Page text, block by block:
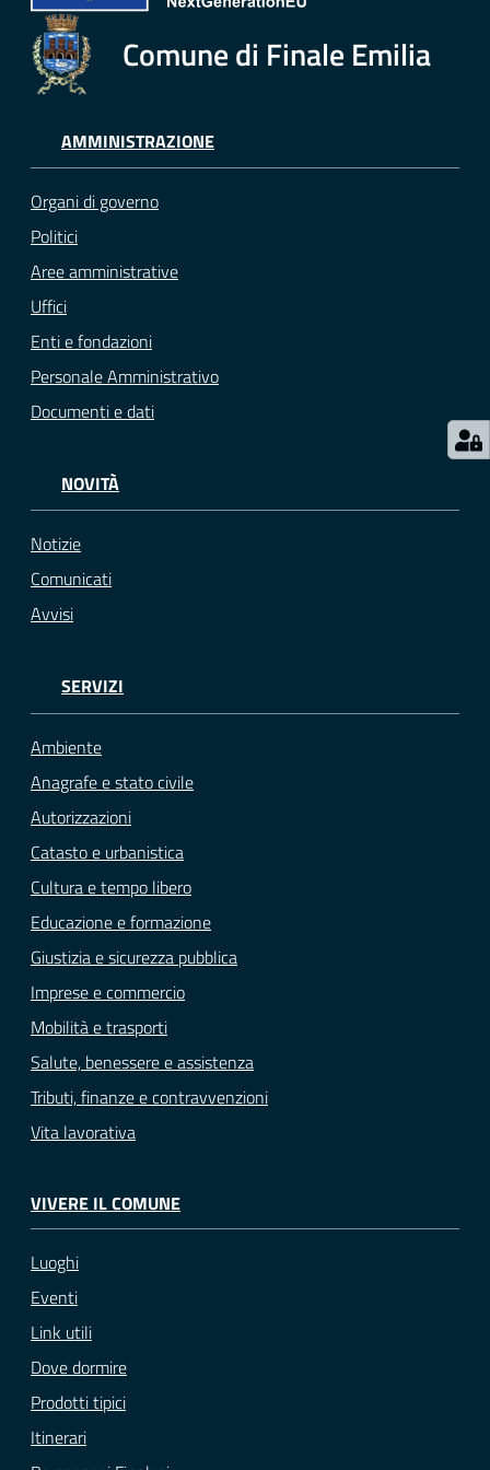
e
Sportello
Tutti
gli
argomenti...
Seguici
su
Comune di Finale Emilia
AMMINISTRAZIONE
Organi di governo
Politici
Aree amministrative
Uffici
Enti e fondazioni
Personale Amministrativo
Documenti e dati
NOVITÀ
Notizie
Comunicati
Avvisi
SERVIZI
Ambiente
Anagrafe e stato civile
Autorizzazioni
Catasto e urbanistica
Cultura e tempo libero
Educazione e formazione
Giustizia e sicurezza pubblica
Imprese e commercio
Mobilità e trasporti
Salute, benessere e assistenza
Tributi, finanze e contravvenzioni
Vita lavorativa
VIVERE IL COMUNE
Luoghi
Eventi
Link utili
Dove dormire
Prodotti tipici
Itinerari